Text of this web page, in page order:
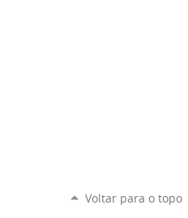
Voltar para o topo